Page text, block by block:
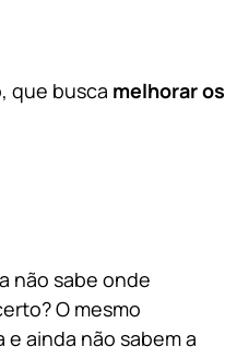
que busca melhorar os
não sabe onde
O mesmo
ainda não sabem a